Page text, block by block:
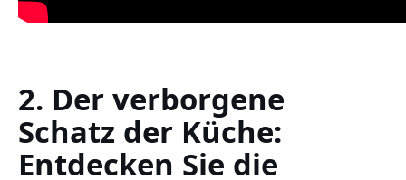
2. Der verborgene
Schatz der Küche:
Entdecken Sie die